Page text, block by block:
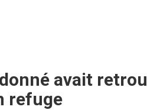
аvаit
rеfugе